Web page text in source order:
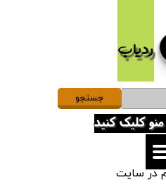
ردیاب
در سایت
کلیک کنید
جستجو